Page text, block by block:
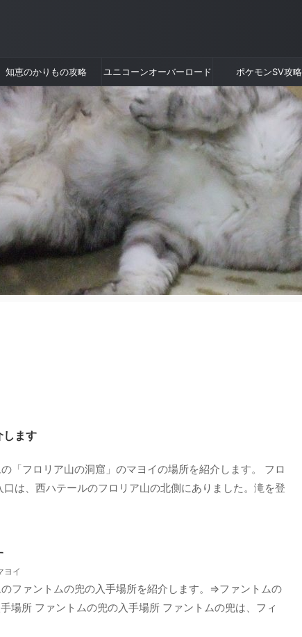
知恵のかりもの攻略 ユニコーンオーバーロード ポケモンSV攻略
します
「フロリア山の洞窟」のマヨイの場所を紹介します。 フロ
は、西ハテールのフロリア山の北側にありました。滝を登
ヨイ
ファントムの兜の入手場所を紹介します。⇒ファントムの
場所 ファントムの兜の入手場所 ファントムの兜は、フィ